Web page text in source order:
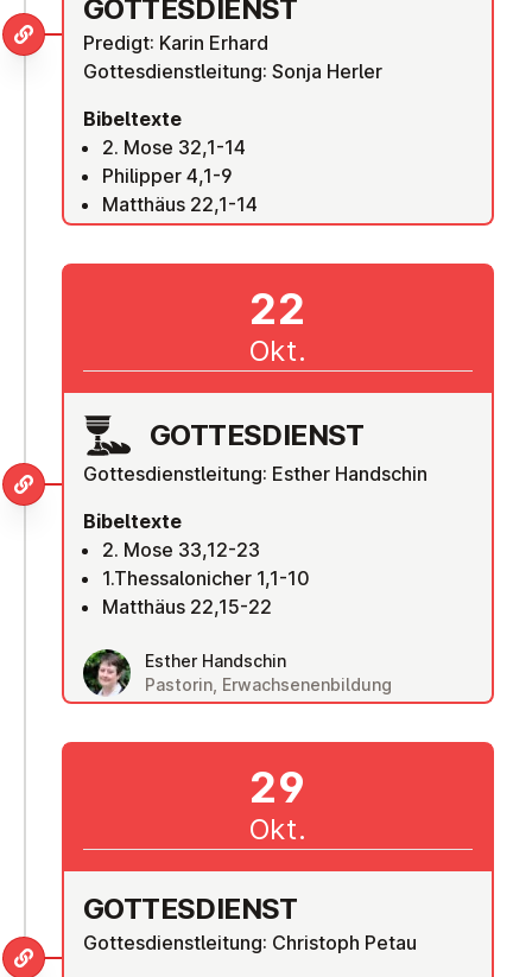
GOT­TES­DIENST
Predigt: Karin Erhard
Gottesdienstleitung: Sonja Herler
Bibeltexte
2. Mose 32,1-14
Philipper 4,1-9
Matthäus 22,1-14
GOT­TES­DIENST
Gottesdienstleitung: Esther Handschin
Bibeltexte
2. Mose 33,12-23
1.Thessalonicher 1,1-10
Matthäus 22,15-22
Esther Handschin
Pastorin, Erwachsenenbildung
22
Okt.
GOT­TES­DIENST
Gottesdienstleitung: Christoph Petau
29
Okt.